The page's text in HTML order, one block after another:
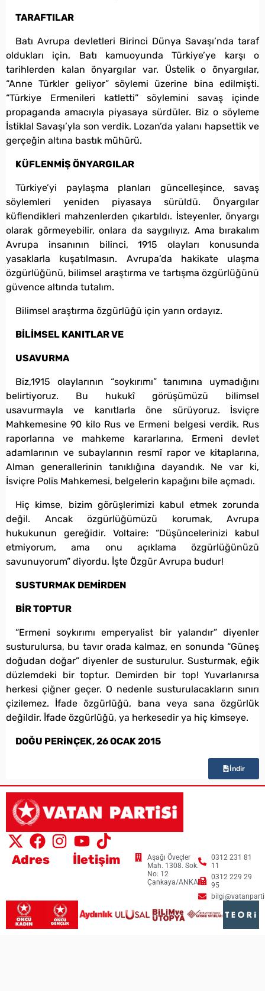
TARAFTILAR
Batı Avrupa devletleri Birinci Dünya Savaşı’nda taraf
oldukları için, Batı kamuoyunda Türkiye’ye karşı o
tarihlerden kalan önyargılar var. Üstelik o önyargılar,
“Anne Türkler geliyor” söylemi üzerine bina edilmişti.
“Türkiye Ermenileri katletti” söylemini savaş içinde
propaganda amacıyla piyasaya sürdüler. Biz o söyleme
İstiklal Savaşı’yla son verdik. Lozan’da yalanı hapsettik ve
gerçeğin altına bastık mühürü.
KÜFLENMİŞ ÖNYARGILAR
Türkiye’yi paylaşma planları güncelleşince, savaş
söylemleri yeniden piyasaya sürüldü. Önyargılar
küflendikleri mahzenlerden çıkartıldı. İsteyenler, önyargı
olarak görmeyebilir, onlara da saygılıyız. Ama bırakalım
Avrupa insanının bilinci, 1915 olayları konusunda
yasaklarla kuşatılmasın. Avrupa’da hakikate ulaşma
özgürlüğünü, bilimsel araştırma ve tartışma özgürlüğünü
güvence altında tutalım.
Bilimsel araştırma özgürlüğü için yarın ordayız.
BİLİMSEL KANITLAR VE
USAVURMA
Biz,1915 olaylarının “soykırımı” tanımına uymadığını
belirtiyoruz. Bu hukukî görüşümüzü bilimsel
usavurmayla ve kanıtlarla öne sürüyoruz. İsviçre
Mahkemesine 90 kilo Rus ve Ermeni belgesi verdik. Rus
raporlarına ve mahkeme kararlarına, Ermeni devlet
adamlarının ve subaylarının resmî rapor ve kitaplarına,
Alman generallerinin tanıklığına dayandık. Ne var ki,
İsviçre Polis Mahkemesi, belgelerin kapağını bile açmadı.
Hiç kimse, bizim görüşlerimizi kabul etmek zorunda
değil. Ancak özgürlüğümüzü korumak, Avrupa
hukukunun gereğidir. Voltaire: “Düşüncelerinizi kabul
etmiyorum, ama onu açıklama özgürlüğünüzü
savunuyorum” diyordu. İşte Özgür Avrupa budur!
SUSTURMAK DEMİRDEN
BİR TOPTUR
“Ermeni soykırımı emperyalist bir yalandır” diyenler
susturulursa, bu tavır orada kalmaz, en sonunda “Güneş
doğudan doğar” diyenler de susturulur. Susturmak, eğik
düzlemdeki bir toptur. Demirden bir top! Yuvarlanırsa
herkesi çiğner geçer. O nedenle susturulacakların sınırı
çizilemez. İfade özgürlüğü, bana veya sana özgürlük
değildir. İfade özgürlüğü, ya herkesedir ya hiç kimseye.
DOĞU PERİNÇEK, 26 OCAK 2015
İndir
Adres
Aşağı Öveçler
Mah. 1308. Sok.
No: 12
Çankaya/ANKARA
İletişim
0312 231 81
11
0312 229 29
95